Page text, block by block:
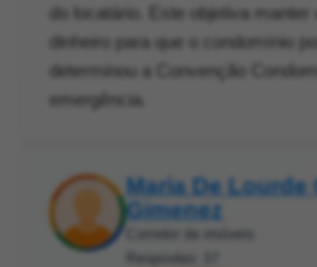
do locatário. Este objetiva manter
dinheiro para que o condomínio
determinou a Convenção
emergência.
Maria De Lourde
Gimenez
Corretor de imóveis
Respostas: 37